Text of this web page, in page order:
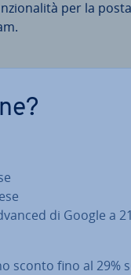
per la posta
di Google a
sconto fino al 29%